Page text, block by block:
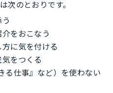
次のとおりです。
をおこなう
に気を付ける
をつくる
る仕事』など）を使わない